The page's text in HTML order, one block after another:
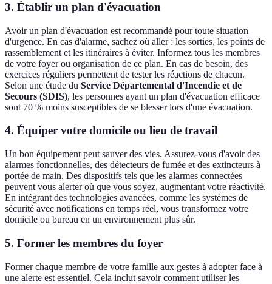
3. Établir un plan d'évacuation
Avoir un plan d'évacuation est recommandé pour toute situation
d'urgence. En cas d'alarme, sachez où aller : les sorties, les points de
rassemblement et les itinéraires à éviter. Informez tous les membres
de votre foyer ou organisation de ce plan. En cas de besoin, des
exercices réguliers permettent de tester les réactions de chacun.
Selon une étude du Service Départemental d'Incendie et de
Secours (SDIS), les personnes ayant un plan d'évacuation efficace
sont 70 % moins susceptibles de se blesser lors d'une évacuation.
4. Équiper votre domicile ou lieu de travail
Un bon équipement peut sauver des vies. Assurez-vous d'avoir des
alarmes fonctionnelles, des détecteurs de fumée et des extincteurs à
portée de main. Des dispositifs tels que les alarmes connectées
peuvent vous alerter où que vous soyez, augmentant votre réactivité.
En intégrant des technologies avancées, comme les systèmes de
sécurité avec notifications en temps réel, vous transformez votre
domicile ou bureau en un environnement plus sûr.
5. Former les membres du foyer
Former chaque membre de votre famille aux gestes à adopter face à
une alerte est essentiel. Cela inclut savoir comment utiliser les